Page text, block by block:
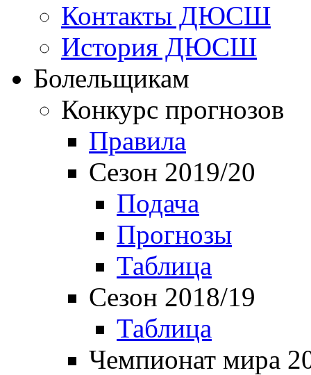
Контакты ДЮСШ
История ДЮСШ
Болельщикам
Конкурс прогнозов
Правила
Сезон 2019/20
Подача
Прогнозы
Таблица
Сезон 2018/19
Таблица
Чемпионат мира